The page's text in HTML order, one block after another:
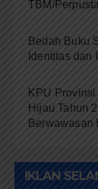
TBM/
Bedah Buku
Identitas dan
KPU
Hijau Tahun
Berwawasan
IKLAN